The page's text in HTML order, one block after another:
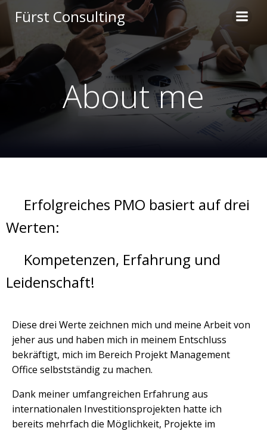
Zum
Inhalt
springen
Fürst Consulting
About me
Erfolgreiches PMO basiert auf drei
Werten:
Kompetenzen, Erfahrung und
Leidenschaft!
Diese drei Werte zeichnen mich und meine Arbeit von
jeher aus und haben mich in meinem Entschluss
bekräftigt, mich im Bereich Projekt Management
Office selbstständig zu machen.
Dank meiner umfangreichen Erfahrung aus
internationalen Investitionsprojekten hatte ich
bereits mehrfach die Möglichkeit, Projekte im